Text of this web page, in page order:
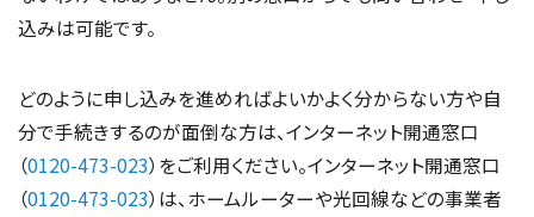
込みは可能です。
どのように申し込みを進めればよいかよく分からない方や自
分で手続きするのが面倒な方は、インターネット開通窓口
（0120-473-023）をご利用ください。インターネット開通窓口
（0120-473-023）は、ホームルーターや光回線などの事業者